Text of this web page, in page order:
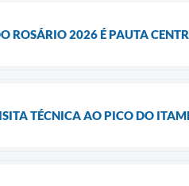
ROSÁRIO 2026 É PAUTA
TÉCNICA AO PICO DO